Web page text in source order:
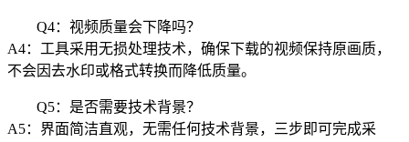
Q4：视频质量会下降吗？
A4：工具采用无损处理技术，确保下载的视频保持原画质，
不会因去水印或格式转换而降低质量。
Q5：是否需要技术背景？
A5：界面简洁直观，无需任何技术背景，三步即可完成采